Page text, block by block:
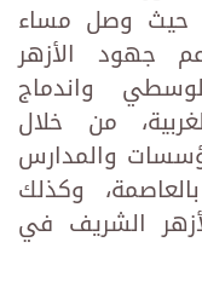
حيث وصل مساء
جهود الأزهر
واندماج
من خلال
والمدارس
وكذلك
الشريف في